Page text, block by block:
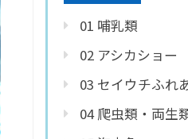
01 哺乳類
02 アシカショー
03 セイウチふれ
04 爬虫類・両生